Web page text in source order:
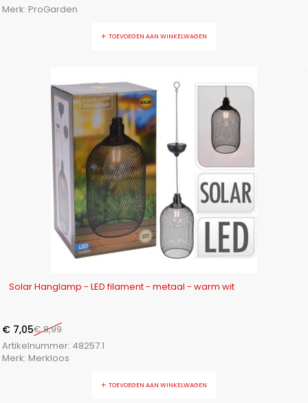
Merk: ProGarden
TOEVOEGEN AAN WINKELWAGEN
Solar Hanglamp - LED filament - metaal - warm wit
€8,99
€ 7,05
Artikelnummer: 48257.1
Merk: Merkloos
TOEVOEGEN AAN WINKELWAGEN